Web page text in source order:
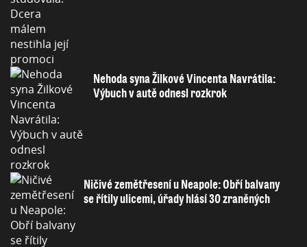
Nehoda syna Žilkové Vincenta Navrátila:
Výbuch v autě odnesl rozkrok
Ničivé zemětřesení u Neapole: Obří balvany
se řítily ulicemi, úřady hlásí 30 zraněných